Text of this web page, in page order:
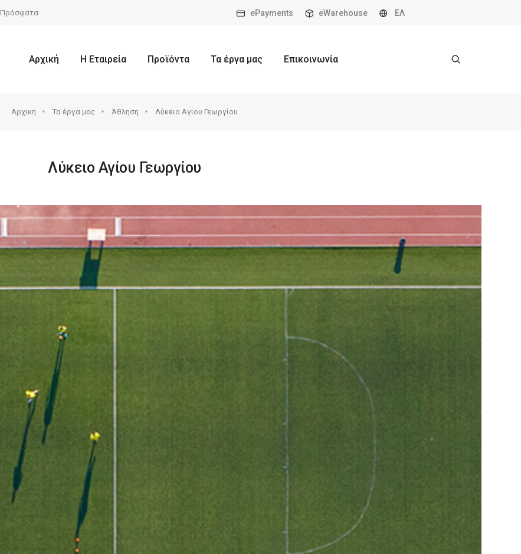
Πρόσφατα ePayments eWarehouse ΕΛ
Αρχική Η Εταιρεία Προϊόντα Τα έργα μας Επικοινωνία
Αρχική Τα έργα μας Άθληση Λύκειο Αγίου Γεωργίου
Λύκειο Αγίου Γεωργίου